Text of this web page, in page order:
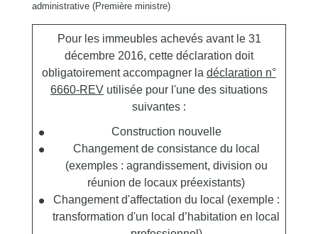
administrative (Première ministre)
Pour les immeubles achevés avant le 31
décembre 2016, cette déclaration doit
obligatoirement accompagner la déclaration n°
6660-REV utilisée pour l'une des situations
suivantes :
Construction nouvelle
Changement de consistance du local
(exemples : agrandissement, division ou
réunion de locaux préexistants)
Changement d'affectation du local (exemple :
transformation d'un local d’habitation en local